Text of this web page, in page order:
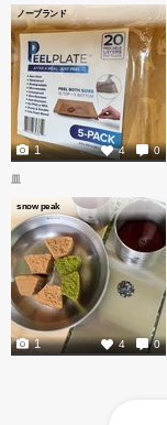
ノーブランド
4 0
1
皿
snow peak
4 0
1